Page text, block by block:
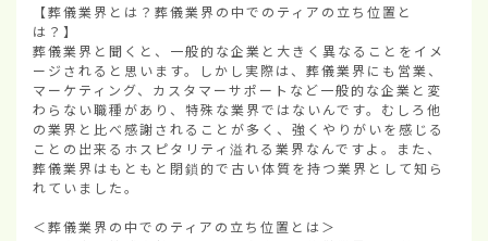
【葬儀業界とは？葬儀業界の中でのティアの立ち位置と
は？】
葬儀業界と聞くと、一般的な企業と大きく異なることをイメ
ージされると思います。しかし実際は、葬儀業界にも営業、
マーケティング、カスタマーサポートなど一般的な企業と変
わらない職種があり、特殊な業界ではないんです。むしろ他
の業界と比べ感謝されることが多く、強くやりがいを感じる
ことの出来るホスピタリティ溢れる業界なんですよ。また、
葬儀業界はもともと閉鎖的で古い体質を持つ業界として知ら
れていました。
＜葬儀業界の中でのティアの立ち位置とは＞